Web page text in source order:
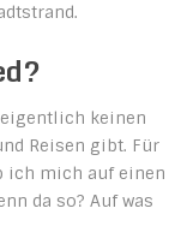
keinen
Reisen gibt. Für
ich mich auf einen
da so? Auf was